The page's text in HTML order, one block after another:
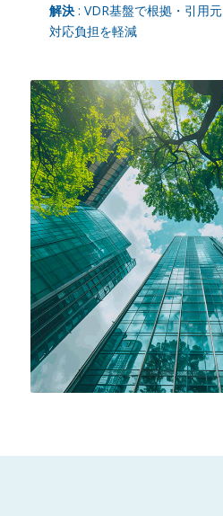
解決: VDR基盤で根拠・引用
対応負担を軽減